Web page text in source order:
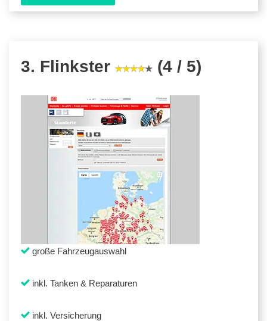
3. Flinkster (4 / 5)
große Fahrzeugauswahl
inkl. Tanken & Reparaturen
inkl. Versicherung